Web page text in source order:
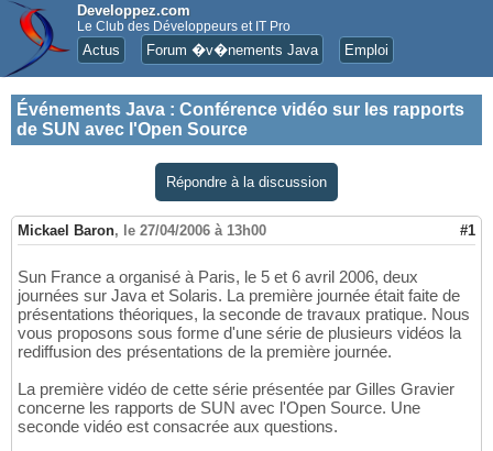
Developpez.com
Le Club des Développeurs et IT Pro
Actus Forum �v�nements Java Emploi
Événements Java : Conférence vidéo sur les rapports
de SUN avec l'Open Source
Répondre à la discussion
Mickael Baron, le 27/04/2006 à 13h00 #1
Sun France a organisé à Paris, le 5 et 6 avril 2006, deux
journées sur Java et Solaris. La première journée était faite de
présentations théoriques, la seconde de travaux pratique. Nous
vous proposons sous forme d'une série de plusieurs vidéos la
rediffusion des présentations de la première journée.
La première vidéo de cette série présentée par Gilles Gravier
concerne les rapports de SUN avec l'Open Source. Une
seconde vidéo est consacrée aux questions.